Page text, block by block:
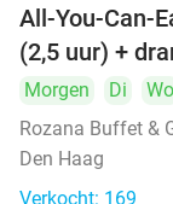
food
All-You-Can-
(2,5 uur) +
Morgen Di Wo
Rozana Buffet &
Den Haag
Verkocht: 169